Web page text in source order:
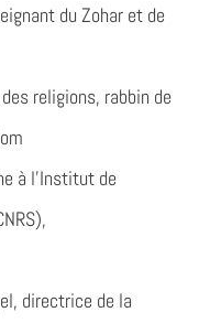
du Zohar et de
religions, rabbin de
à l’Institut de
, directrice de la